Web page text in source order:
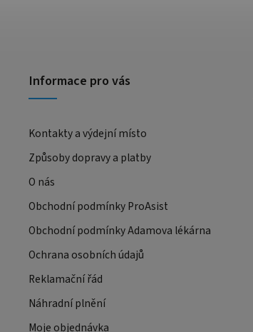
Informace pro vás
Kontakty a výdejní místo
Způsoby dopravy a platby
O nás
Obchodní podmínky ProAsist
Obchodní podmínky Adamova lékárna
Ochrana osobních údajů
Reklamační řád
Náhradní plnění
Moje objednávka